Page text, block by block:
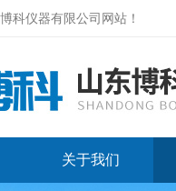
科仪器有限公司网站 ！
关于我们